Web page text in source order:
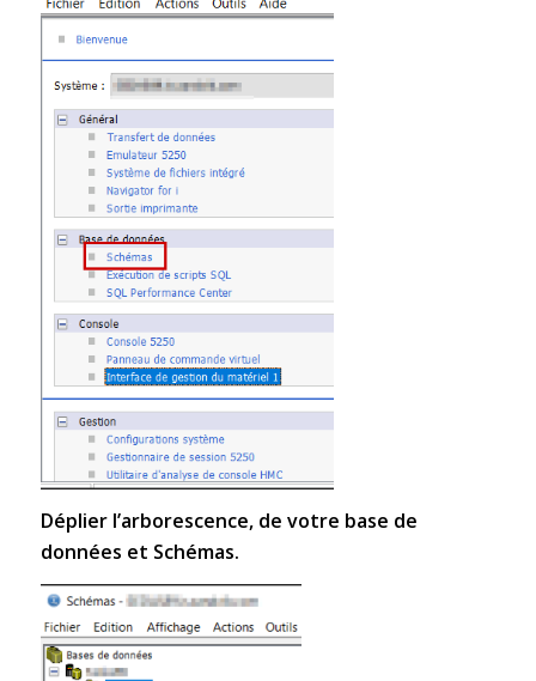
Déplier l’arborescence, de votre base de
données et Schémas.